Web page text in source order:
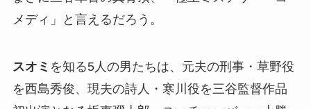
メディ」と言えるだろう。
スオミ を知る5人の男たちは、元夫の刑事・草野役
を西島秀俊、現夫の詩人・寒川役を三谷監督作品